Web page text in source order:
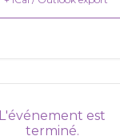
L'événement est
terminé.